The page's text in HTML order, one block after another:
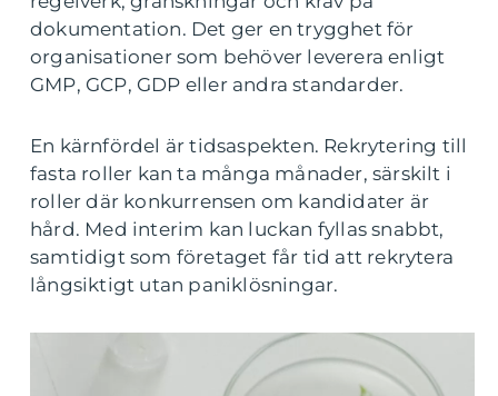
dokumentation. Det ger en trygghet för
organisationer som behöver leverera enligt
GMP, GCP, GDP eller andra standarder.
En kärnfördel är tidsaspekten. Rekrytering till
fasta roller kan ta många månader, särskilt i
roller där konkurrensen om kandidater är
hård. Med interim kan luckan fyllas snabbt,
samtidigt som företaget får tid att rekrytera
långsiktigt utan paniklösningar.